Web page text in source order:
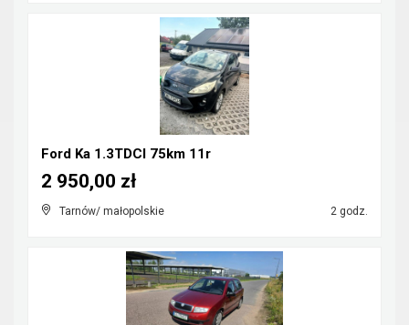
Ford Ka 1.3TDCI 75km 11r
Tarnów/ małopolskie 2 godz.
2 950,00 zł